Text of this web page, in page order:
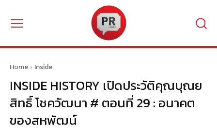
Home Inside
INSIDE HISTORY เปิดประวัติคุณบุณย
สิทธิ์ โชควัฒนา # ตอนที่ 29 : อนาคต
ของสหพัฒน์